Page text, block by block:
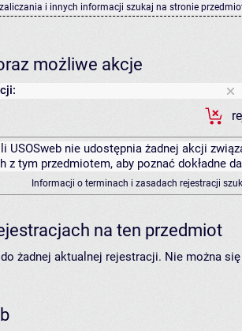
i innych informacji szukaj na stronie
możliwe akcje
USOSweb nie udostępnia żadnej akcji
z tym przedmiotem, aby poznać dokładne
Informacji o terminach i zasadach rejestracji
na ten przedmiot
żadnej aktualnej rejestracji. Nie można